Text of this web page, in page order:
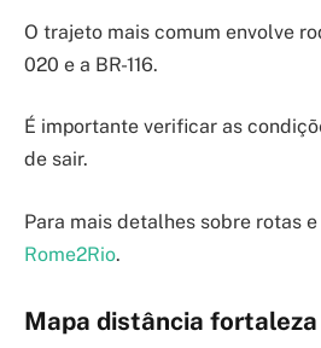
O trajeto mais comum envolve
020 e a BR-116.
É importante verificar as
de sair.
Para mais detalhes sobre rotas
Rome2Rio.
Mapa distância fortaleza